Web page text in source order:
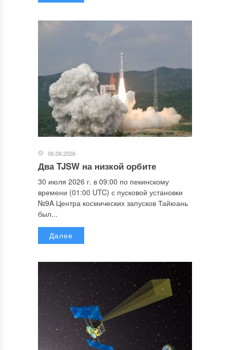
06.08.2026
Два TJSW на низкой орбите
30 июля 2026 г. в 09:00 по пекинскому
времени (01:00 UTC) с пусковой установки
№9A Центра космических запусков Тайюань
был...
Далее